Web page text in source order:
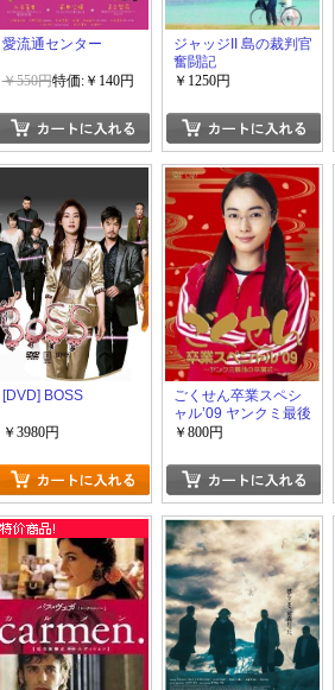
愛流通センター
￥550円特価:￥140円
ジャッジII 島の裁判官
奮闘記
￥1250円
[DVD] BOSS
￥3980円
ごくせん卒業スペシ
ャル’09 ヤンクミ最後
の卒業式!
￥800円